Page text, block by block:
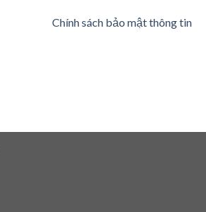
Chính sách bảo mật thông tin